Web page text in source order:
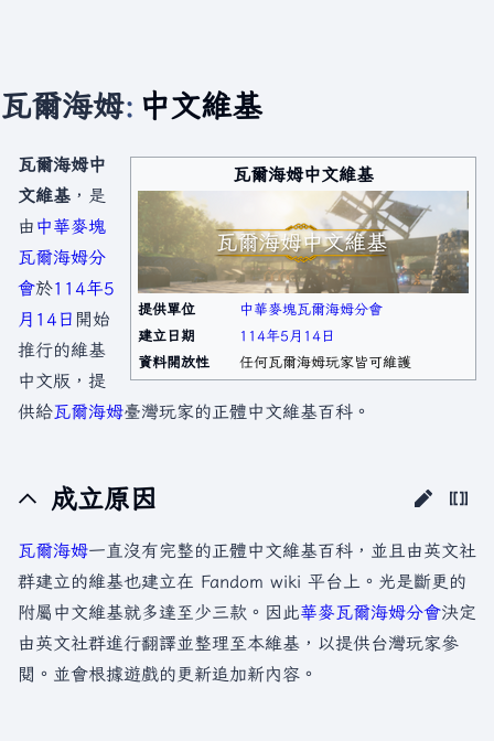
瓦爾海姆: 中文維基
瓦爾海姆中文維基
提供單位 中華麥塊瓦爾海姆分會
建立日期
114年5月14日
資料開放性
任何瓦爾海姆玩家皆可維護
瓦爾海姆中
文維基 ，是
由 中華麥塊
瓦爾海姆分
會於114年5
月14日 開始
推行的維基
中文版，提
供給瓦爾海姆臺灣玩家的正體中文維基百科。
成立原因
瓦爾海姆一直沒有完整的正體中文維基百科，並且由英文社
群建立的維基也建立在 Fandom wiki 平台上。光是斷更的
附屬中文維基就多達至少三款。因此華麥瓦爾海姆分會決定
由英文社群進行翻譯並整理至本維基，以提供台灣玩家參
閱。並會根據遊戲的更新追加新內容。